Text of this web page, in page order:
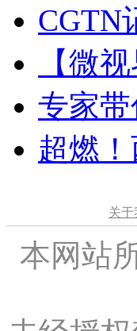
CGTN
【微
专家
超燃
关于
本网站